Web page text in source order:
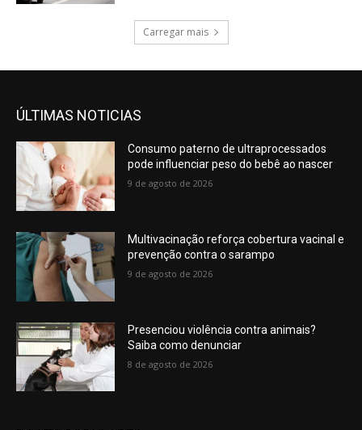
Carregar mais
ÚLTIMAS NOTICIAS
Consumo paterno de ultraprocessados
pode influenciar peso do bebê ao nascer
9 de agosto de 2026
Multivacinação reforça cobertura vacinal e
prevenção contra o sarampo
9 de agosto de 2026
Presenciou violência contra animais?
Saiba como denunciar
8 de agosto de 2026